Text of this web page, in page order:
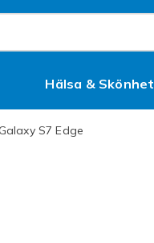
Hälsa & Skönhet
Galaxy S7 Edge